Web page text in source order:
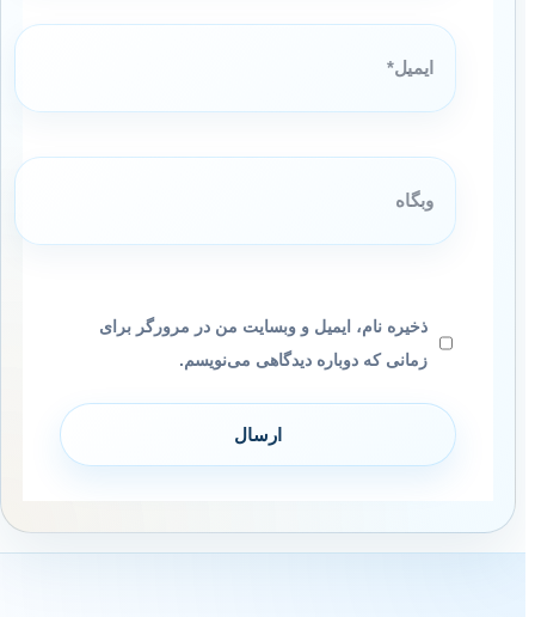
ایمیل*
وبگاه
ذخیره نام، ایمیل و وبسایت من در مرورگر برای
زمانی که دوباره دیدگاهی می‌نویسم.